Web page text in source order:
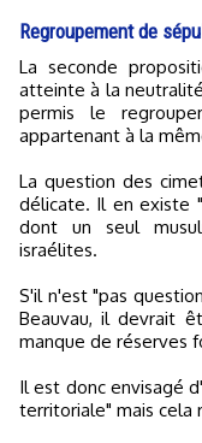
Regroupement de
La seconde proposition vise les cimetières. "Sans porter
atteinte à la
permis le
appartenant à la
La question des
délicate. Il en existe
dont un seul
israélites.
S'il n'est "pas
Beauvau, il devrait
manque de réserves
Il est donc envisagé
territoriale" mais cela